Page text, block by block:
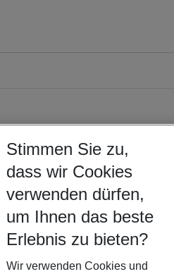
Stimmen Sie zu,
dass wir Cookies
verwenden dürfen,
um Ihnen das beste
Erlebnis zu bieten?
Wir verwenden Cookies und